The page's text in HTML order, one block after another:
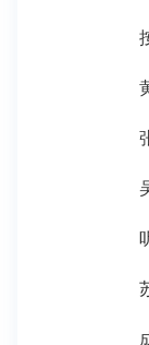
按
黄
张
吴
听
苏
成